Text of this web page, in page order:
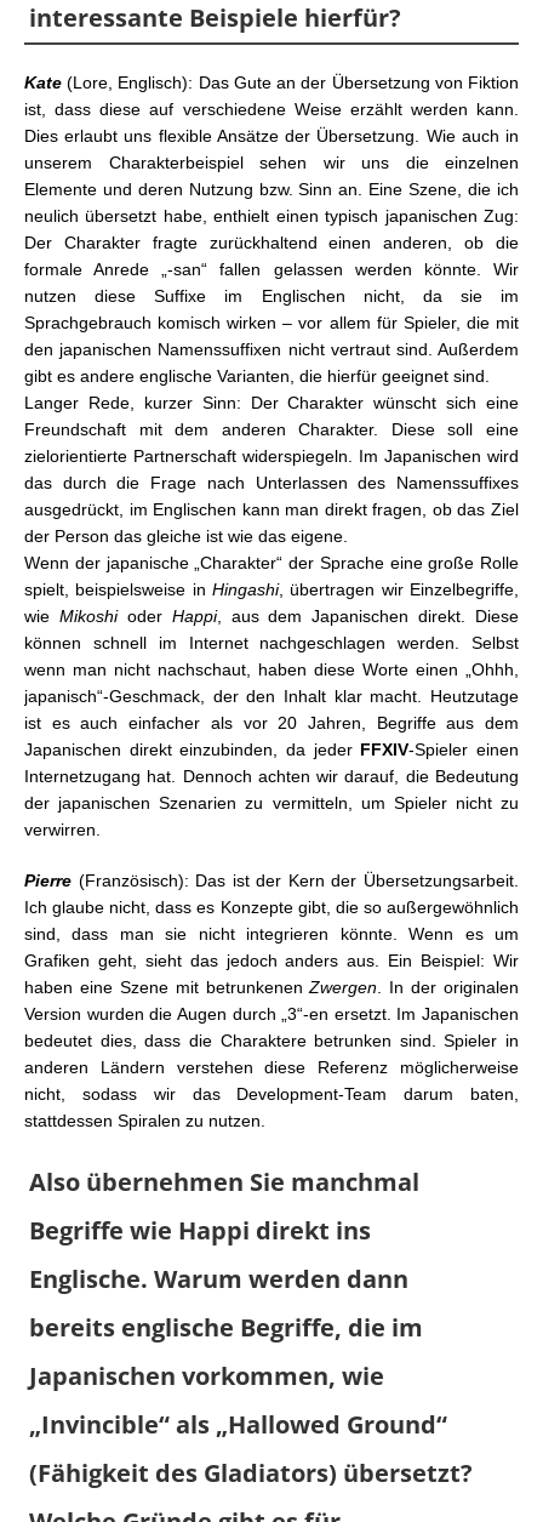
interessante Beispiele hierfür?
Kate(Lore, Englisch): Das Gute an der Übersetzung von Fiktion
ist, dass diese auf verschiedene Weise erzählt werden kann.
Dies erlaubt uns flexible Ansätze der Übersetzung. Wie auch in
unserem Charakterbeispiel sehen wir uns die einzelnen
Elemente und deren Nutzung bzw. Sinn an. Eine Szene, die ich
neulich übersetzt habe, enthielt einen typisch japanischen Zug:
Der Charakter fragte zurückhaltend einen anderen, ob die
formale Anrede „-san“ fallen gelassen werden könnte. Wir
nutzen diese Suffixe im Englischen nicht, da sie im
Sprachgebrauch komisch wirken – vor allem für Spieler, die mit
den japanischen Namenssuffixen nicht vertraut sind. Außerdem
gibt es andere englische Varianten, die hierfür geeignet sind.
Langer Rede, kurzer Sinn: Der Charakter wünscht sich eine
Freundschaft mit dem anderen Charakter. Diese soll eine
zielorientierte Partnerschaft widerspiegeln. Im Japanischen wird
das durch die Frage nach Unterlassen des Namenssuffixes
ausgedrückt, im Englischen kann man direkt fragen, ob das Ziel
der Person das gleiche ist wie das eigene.
Wenn der japanische „Charakter“ der Sprache eine große Rolle
spielt, beispielsweise in Hingashi, übertragen wir Einzelbegriffe,
wie Mikoshioder Happi, aus dem Japanischen direkt. Diese
können schnell im Internet nachgeschlagen werden. Selbst
wenn man nicht nachschaut, haben diese Worte einen „Ohhh,
japanisch“-Geschmack, der den Inhalt klar macht. Heutzutage
ist es auch einfacher als vor 20 Jahren, Begriffe aus dem
Japanischen direkt einzubinden, da jeder FFXIV-Spieler einen
Internetzugang hat. Dennoch achten wir darauf, die Bedeutung
der japanischen Szenarien zu vermitteln, um Spieler nicht zu
verwirren.
Pierre (Französisch): Das ist der Kern der Übersetzungsarbeit.
Ich glaube nicht, dass es Konzepte gibt, die so außergewöhnlich
sind, dass man sie nicht integrieren könnte. Wenn es um
Grafiken geht, sieht das jedoch anders aus. Ein Beispiel: Wir
haben eine Szene mit betrunkenenZwergen . In der originalen
Version wurden die Augen durch „3“-en ersetzt. Im Japanischen
bedeutet dies, dass die Charaktere betrunken sind. Spieler in
anderen Ländern verstehen diese Referenz möglicherweise
nicht, sodass wir das Development-Team darum baten,
stattdessen Spiralen zu nutzen.
Also übernehmen Sie manchmal
Begriffe wie Happi direkt ins
Englische. Warum werden dann
bereits englische Begriffe, die im
Japanischen vorkommen, wie
„Invincible“ als „Hallowed Ground“
(Fähigkeit des Gladiators) übersetzt?